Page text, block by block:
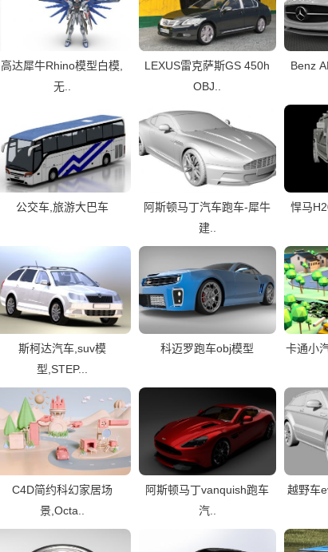
高达犀牛Rhino模型白模,
无..
LEXUS雷克萨斯GS 450h
OBJ..
Benz
公交车,旅游大巴车
阿斯顿马丁汽车跑车-犀牛
建..
悍马
斯柯达汽车,suv模
型,STEP...
科迈罗跑车obj模型
卡通小
C4D简约科幻家居场
景,Octa..
阿斯顿马丁vanquish跑车
汽..
越野车